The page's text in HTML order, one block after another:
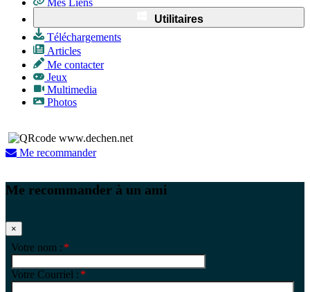
Mes Liens
Utilitaires
Téléchargements
Articles
Me contacter
Jeux
Multimedia
Photos
Me recommander
Me recommander à un ami
×